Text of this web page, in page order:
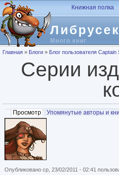
Перейти к основному содержанию
Либрусек
Много книг
Книжная полка
Вы здесь
Главная » Блоги » Блог пользователя Captain
Серии
Главные вкладки
Просмотр (активная вкладка)
Упомянутые авторы и
Опубликовано ср, 23/02/2011 - 02:41